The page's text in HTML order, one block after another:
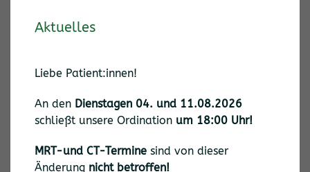
Aktuelles
Liebe Patient:innen!
An den Dienstagen 04. und 11.08.2026
schließt unsere Ordination um 18:00 Uhr!
MRT-und CT-Termine sind von dieser
Änderung nicht betroffen!